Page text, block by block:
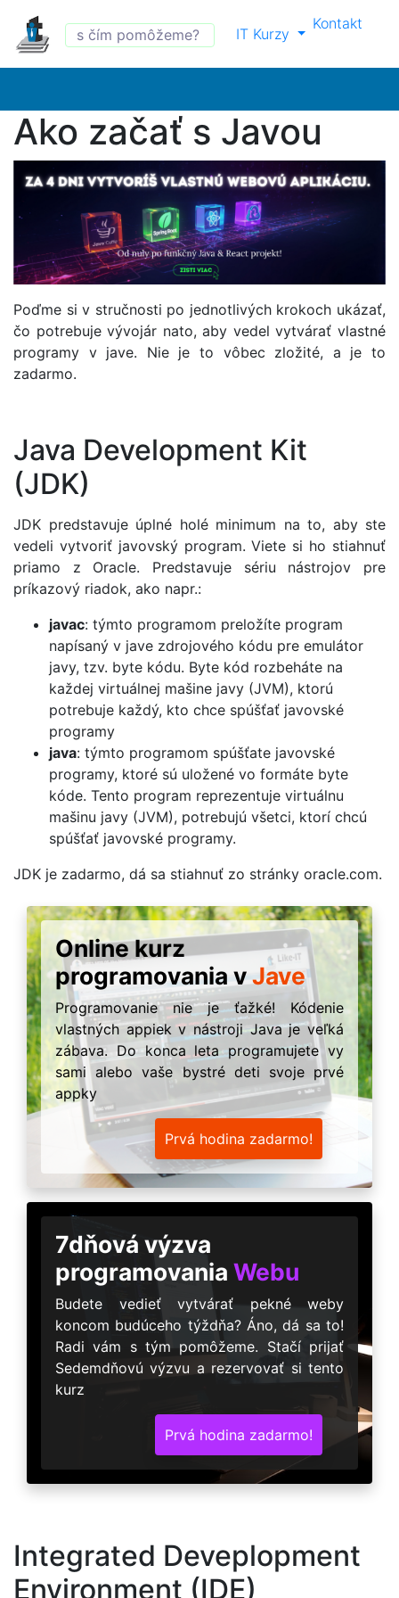
IT Kurzy
Kontakt
Ako začať s Javou
Poďme si v stručnosti po jednotlivých krokoch ukázať,
čo potrebuje vývojár nato, aby vedel vytvárať vlastné
programy v jave. Nie je to vôbec zložité, a je to
zadarmo.
Java Development Kit
(JDK)
JDK predstavuje úplné holé minimum na to, aby ste
vedeli vytvoriť javovský program. Viete si ho stiahnuť
priamo z Oracle. Predstavuje sériu nástrojov pre
príkazový riadok, ako napr.:
javac: týmto programom preložíte program
napísaný v jave zdrojového kódu pre emulátor
javy, tzv. byte kódu. Byte kód rozbeháte na
každej virtuálnej mašine javy (JVM), ktorú
potrebuje každý, kto chce spúšťať javovské
programy
java: týmto programom spúšťate javovské
programy, ktoré sú uložené vo formáte byte
kóde. Tento program reprezentuje virtuálnu
mašinu javy (JVM), potrebujú všetci, ktorí chcú
spúšťať javovské programy.
JDK je zadarmo, dá sa stiahnuť zo stránky oracle.com.
Online kurz
programovania vJave
Programovanie nie je ťažké! Kódenie
vlastných appiek v nástroji Java je veľká
zábava. Do konca leta programujete vy
sami alebo vaše bystré deti svoje prvé
appky
Prvá hodina zadarmo!
7dňová výzva
programovania Webu
Budete vedieť vytvárať pekné weby
koncom budúceho týždňa? Áno, dá sa to!
Radi vám s tým pomôžeme. Stačí prijať
Sedemdňovú výzvu a rezervovať si tento
kurz
Prvá hodina zadarmo!
Integrated Deveplopment
Environment (IDE)